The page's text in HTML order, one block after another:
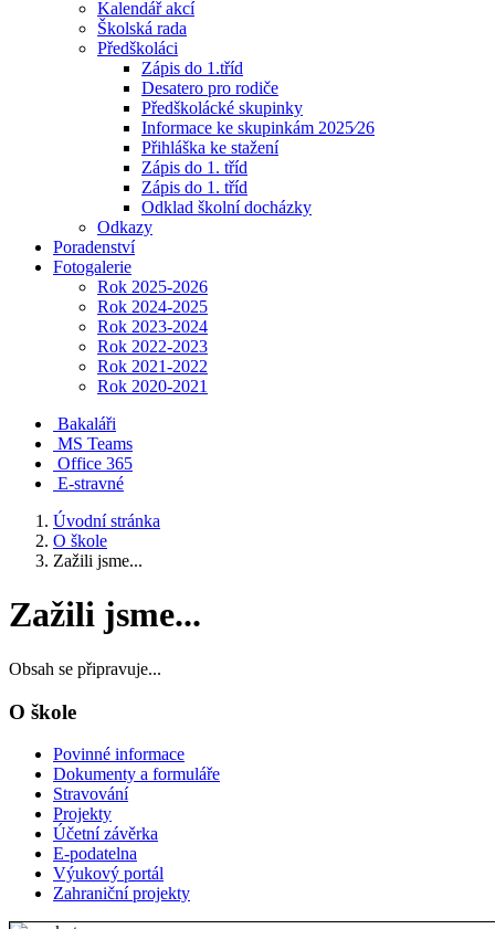
Kalendář akcí
Školská rada
Předškoláci
Zápis do 1.tříd
Desatero pro rodiče
Předškolácké skupinky
Informace ke skupinkám 2025⁄26
Přihláška ke stažení
Zápis do 1. tříd
Zápis do 1. tříd
Odklad školní docházky
Odkazy
Poradenství
Fotogalerie
Rok 2025-2026
Rok 2024-2025
Rok 2023-2024
Rok 2022-2023
Rok 2021-2022
Rok 2020-2021
Bakaláři
MS Teams
Office 365
E-stravné
Úvodní stránka
O škole
Zažili jsme...
Zažili jsme...
Obsah se připravuje...
O škole
Povinné informace
Dokumenty a formuláře
Stravování
Projekty
Účetní závěrka
E-podatelna
Výukový portál
Zahraniční projekty